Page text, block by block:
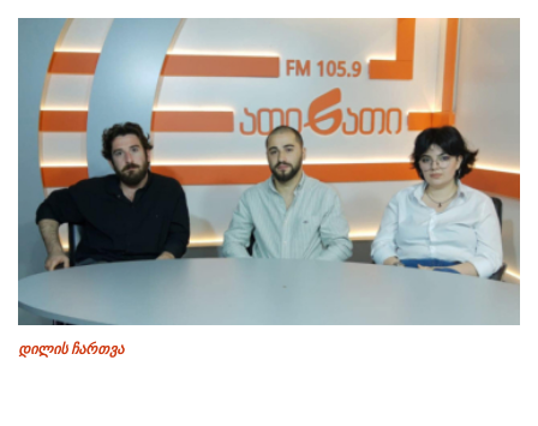
დილის ჩართვა